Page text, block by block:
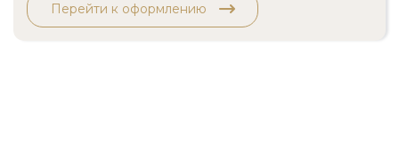
Перейти к оформлению